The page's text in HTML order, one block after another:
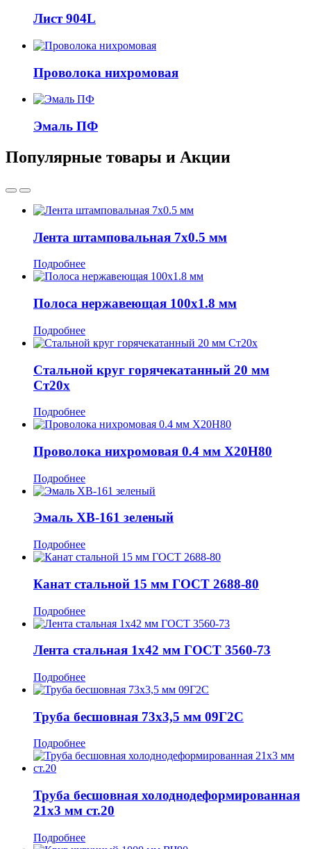
Лист 904L
Проволока нихромовая
Эмаль ПФ
Популярные товары и Акции
Лента штамповальная 7x0.5 мм
Подробнее
Полоса нержавеющая 100x1.8 мм
Подробнее
Стальной круг горячекатанный 20 мм
Ст20х
Подробнее
Проволока нихромовая 0.4 мм Х20Н80
Подробнее
Эмаль ХВ-161 зеленый
Подробнее
Канат стальной 15 мм ГОСТ 2688-80
Подробнее
Лента стальная 1x42 мм ГОСТ 3560-73
Подробнее
Труба бесшовная 73x3,5 мм 09Г2С
Подробнее
Труба бесшовная холоднодеформированная
21x3 мм ст.20
Подробнее